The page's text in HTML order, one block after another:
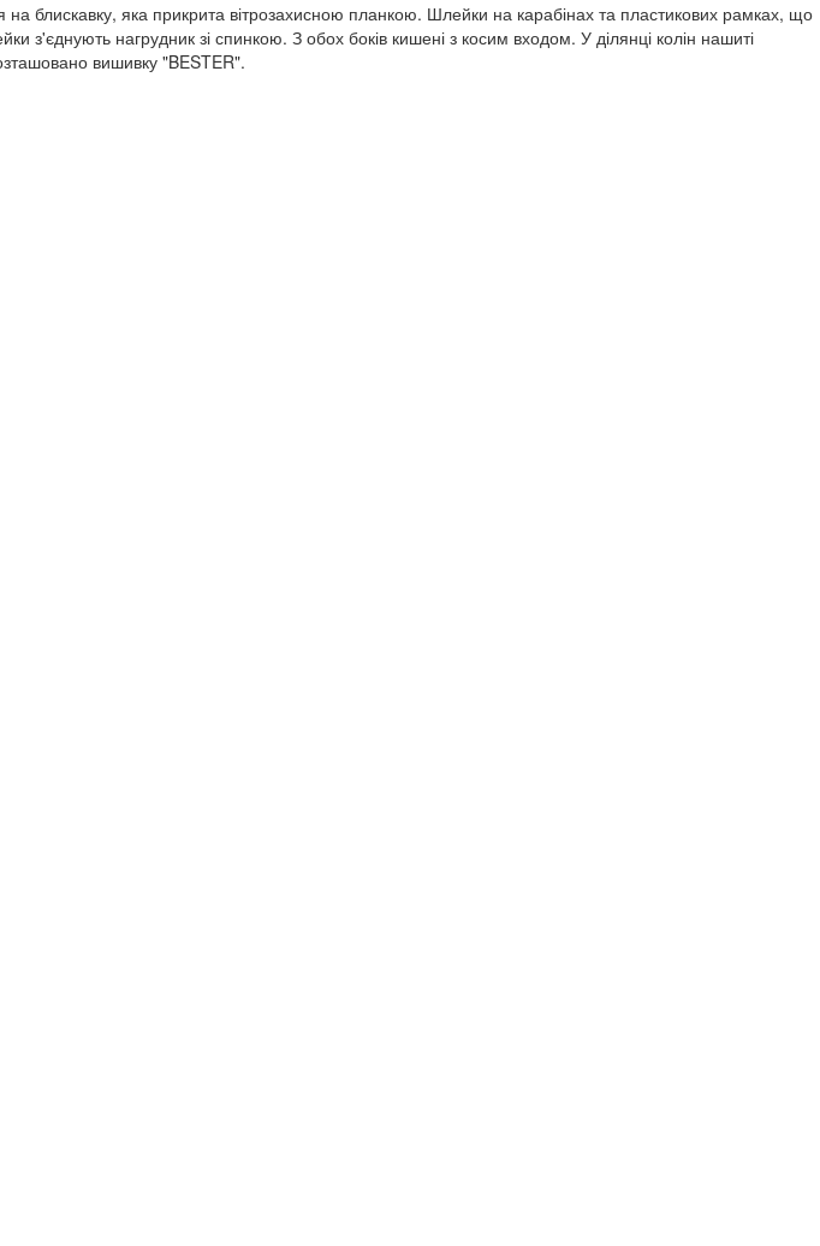
блискавку, яка прикрита вітрозахисною планкою. Шлейки на карабінах та пластикових рамках, що
з'єднують нагрудник зі спинкою. З обох боків кишені з косим входом. У ділянці колін нашиті
вишивку "BESTER".